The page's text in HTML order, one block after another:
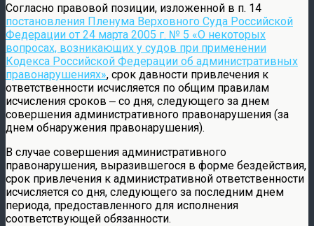
Согласно правовой позиции, изложенной в п. 14
постановления Пленума Верховного Суда Российской
Федерации от 24 марта 2005 г. № 5 «О некоторых
вопросах, возникающих у судов при применении
Кодекса Российской Федерации об административных
правонарушениях», срок давности привлечения к
ответственности исчисляется по общим правилам
исчисления сроков ‒ со дня, следующего за днем
совершения административного правонарушения (за
днем обнаружения правонарушения).
В случае совершения административного
правонарушения, выразившегося в форме бездействия,
срок привлечения к административной ответственности
исчисляется со дня, следующего за последним днем
периода, предоставленного для исполнения
соответствующей обязанности.